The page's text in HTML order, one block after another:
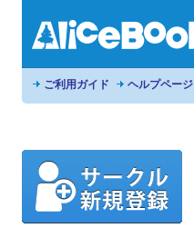
ご利用ガイド ヘルプページ